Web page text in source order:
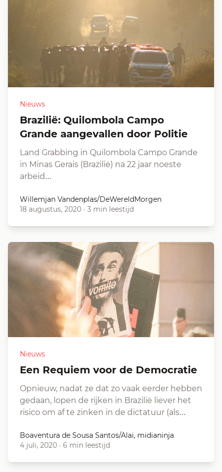
Nieuws
Brazilië: Quilombola Campo
Grande aangevallen door Politie
Land Grabbing in Quilombola Campo Grande
in Minas Gerais (Brazilië) na 22 jaar noeste
arbeid…
Willemjan Vandenplas/DeWereldMorgen
18 augustus, 2020 · 3 min leestijd
Nieuws
Een Requiem voor de Democratie
Opnieuw, nadat ze dat zo vaak eerder hebben
gedaan, lopen de rijken in Brazilië liever het
risico om af te zinken in de dictatuur (als…
Boaventura de Sousa Santos/Alai, midianinja
4 juli, 2020 · 6 min leestijd